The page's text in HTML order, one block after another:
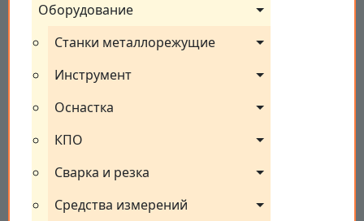
Оборудование
Станки металлорежущие
Инструмент
Оснастка
КПО
Сварка и резка
Средства измерений